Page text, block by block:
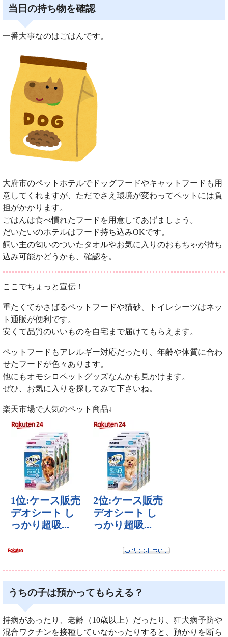
当日の持ち物を確認
一番大事なのはごはんです。
大府市のペットホテルでドッグフードやキャットフードも用
意してくれますが、ただでさえ環境が変わってペットには負
担がかかります。
ごはんは食べ慣れたフードを用意してあげましょう。
だいたいのホテルはフード持ち込みOKです。
飼い主の匂いのついたタオルやお気に入りのおもちゃが持ち
込み可能かどうかも、確認を。
ここでちょっと宣伝！
重たくてかさばるペットフードや猫砂、トイレシーツはネッ
ト通販が便利です。
安くて品質のいいものを自宅まで届けてもらえます。
ペットフードもアレルギー対応だったり、年齢や体質に合わ
せたフードが色々あります。
他にもオモシロペットグッズなんかも見かけます。
ぜひ、お気に入りを探してみて下さいね。
楽天市場で人気のペット商品↓
うちの子は預かってもらえる？
持病があったり、老齢（10歳以上）だったり、狂犬病予防や
混合ワクチンを接種していなかったりすると、預かりを断ら